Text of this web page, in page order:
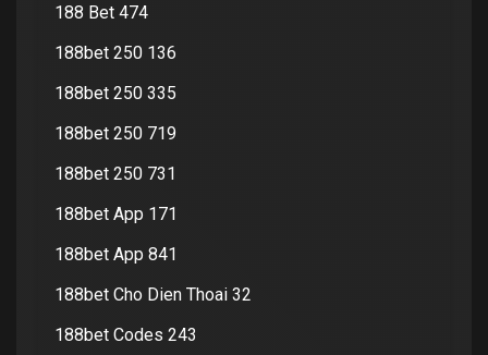
188 Bet 474
188bet 250 136
188bet 250 335
188bet 250 719
188bet 250 731
188bet App 171
188bet App 841
188bet Cho Dien Thoai 32
188bet Codes 243